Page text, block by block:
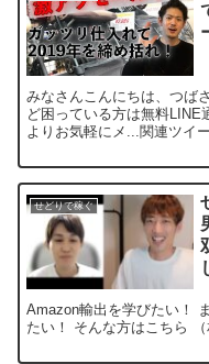
みなさんこんにちは、つば
ど困っている方は無料LINE
よりお気軽にメ...関連ツイ
せどりで稼ぐ
Amazon輸出を学びたい！
たい！ そんな方はこちら